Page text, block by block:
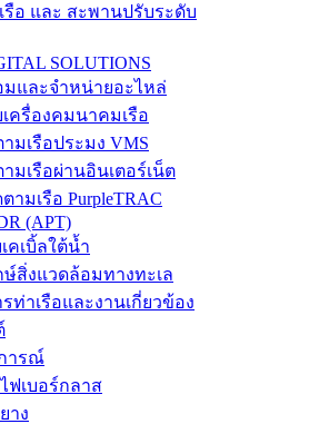
รือ และ สะพานปรับระดับ
SOLUTIONS
และจำหน่ายอะไหล่
ครื่องคมนาคมเรือ
มเรือประมง VMS
มเรือผ่านอินเตอร์เน็ต
ามเรือ PurpleTRAC
(APT)
คเบิ้ลใต้น้ำ
สิ่งแวดล้อมทางทะเล
ท่าเรือและงานเกี่ยวข้อง
ารณ์
ไฟเบอร์กลาส
าง